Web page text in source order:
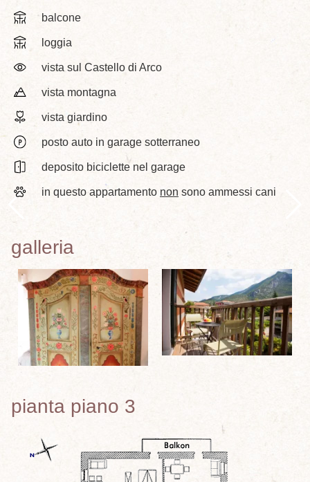
balcone
loggia
vista sul Castello di Arco
vista montagna
vista giardino
posto auto in garage sotterraneo
deposito biciclette nel garage
in questo appartamento non sono ammessi cani
galleria
pianta piano 3